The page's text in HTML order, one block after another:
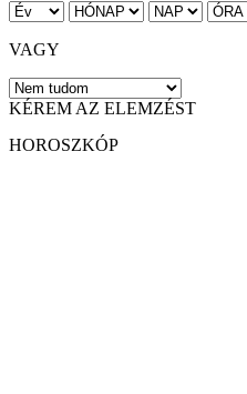
VAGY
KÉREM AZ ELEMZÉST
HOROSZKÓP